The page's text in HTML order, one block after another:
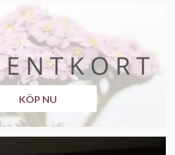
KÖP NU